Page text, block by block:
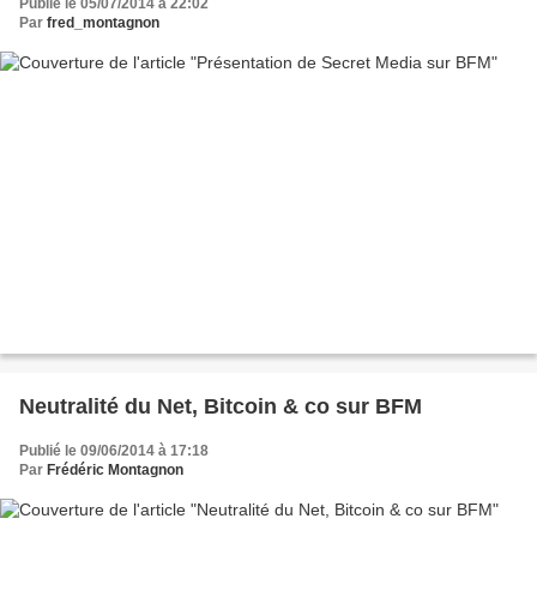
Publié le 05/07/2014 à 22:02
Par fred_montagnon
Neutralité du Net, Bitcoin & co sur BFM
Publié le 09/06/2014 à 17:18
Par Frédéric Montagnon